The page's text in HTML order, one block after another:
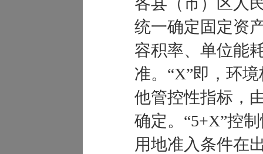
统一确定固定资
容积率、单位能
准。 “X”即，环
他管控性指标，
确定。 “5+X”控
用地准入条件在